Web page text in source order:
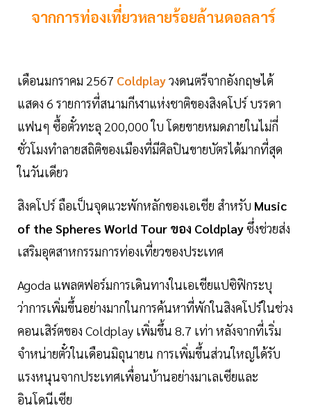
จากการท่องเที่ยวหลายร้อยล้านดอลลาร์
เดือนมกราคม 2567 Coldplayวงดนตรีจากอังกฤษได้
แสดง 6 รายการที่สนามกีฬาแห่งชาติของสิงคโปร์ บรรดา
แฟนๆ ซื้อตั๋วทะลุ 200,000 ใบ โดยขายหมดภายในไม่กี่
ชั่วโมงทำลายสถิติของเมืองที่มีศิลปินขายบัตรได้มากที่สุด
ในวันเดียว
สิงคโปร์ ถือเป็นจุดแวะพักหลักของเอเชีย สำหรับ Music
of the Spheres World Tour ของ Coldplayซึ่งช่วยส่ง
เสริมอุตสาหกรรมการท่องเที่ยวของประเทศ
Agoda แพลตฟอร์มการเดินทางในเอเชียแปซิฟิกระบุ
ว่าการเพิ่มขึ้นอย่างมากในการค้นหาที่พักในสิงคโปร์ในช่วง
คอนเสิร์ตของ Coldplay เพิ่มขึ้น 8.7 เท่า หลังจากที่เริ่ม
จำหน่ายตั๋วในเดือนมิถุนายน การเพิ่มขึ้นส่วนใหญ่ได้รับ
แรงหนุนจากประเทศเพื่อนบ้านอย่างมาเลเซียและ
อินโดนีเซีย